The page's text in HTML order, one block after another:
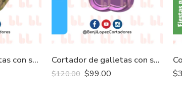
Cortador de galletas con sello – Pawpatrol Chase Cortador de galletas con sello – Mario Bros Bowser
$120.00 $99.00 $